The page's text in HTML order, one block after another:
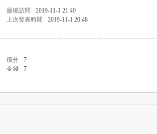
最後訪問
2019-11-1 21:49
上次發表時間
2019-11-1 20:48
積分
7
金錢
7